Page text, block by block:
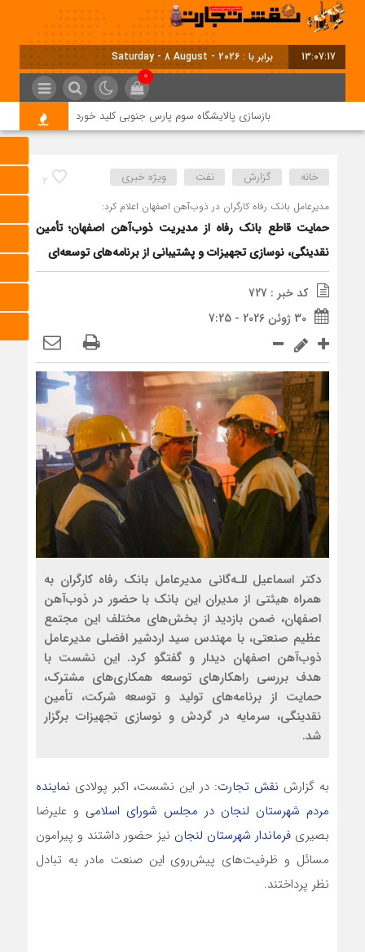
13:07:18 برابر با : Saturday - 8 August - 2026
0
بازسازی پالایشگاه سوم پارس جنوبی کلید خورد بحران ناترازی ۱۰ میلیون لیتری بنزین؛ ضرورت مدیریت تقاضا و اصلاح ساختار
2 خانه گزارش نفت ویژه خبری
مدیرعامل بانک رفاه کارگران در ذوب‌آهن اصفهان اعلام کرد:
حمایت قاطع بانک رفاه از مدیریت ذوب‌آهن اصفهان؛ تأمین
نقدینگی، نوسازی تجهیزات و پشتیبانی از برنامه‌های توسعه‌ای
کد خبر : 727
30 ژوئن 2026 - 7:25
دکتر اسماعیل للـه‌گانی مدیرعامل بانک رفاه کارگران به
همراه هیئتی از مدیران این بانک با حضور در ذوب‌آهن
اصفهان، ضمن بازدید از بخش‌های مختلف این مجتمع
عظیم صنعتی، با مهندس سید اردشیر افضلی مدیرعامل
ذوب‌آهن اصفهان دیدار و گفتگو کرد. این نشست با
هدف بررسی راهکارهای توسعه همکاری‌های مشترک،
حمایت از برنامه‌های تولید و توسعه شرکت، تأمین
نقدینگی، سرمایه در گردش و نوسازی تجهیزات برگزار
شد.
به گزارش نقش تجارت: در این نشست، اکبر پولادی نماینده
مردم شهرستان لنجان در مجلس شورای اسلامی و علیرضا
بصیریفرماندار شهرستان لنجان نیز حضور داشتند و پیرامون
مسائل و ظرفیت‌های پیش‌روی این صنعت مادر به تبادل
نظر پرداختند.